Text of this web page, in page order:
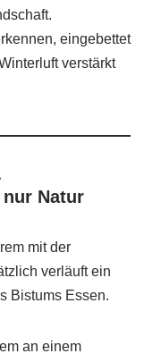
eingebettet
verstärkt
Natur
mit der
verläuft ein
Bistums Essen.
an einem